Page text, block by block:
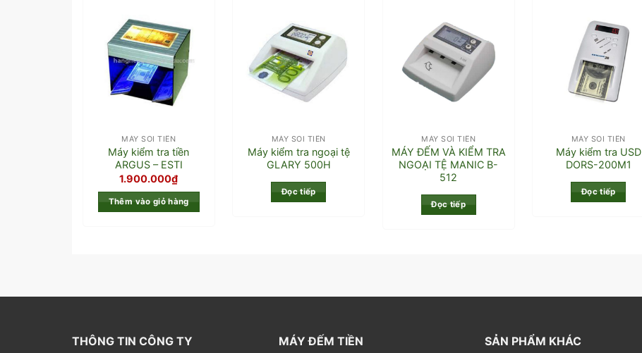
MÁY SOI TIỀN
Máy kiểm tra tiền
ARGUS – ESTI
1.900.000₫
Thêm vào giỏ hàng
MÁY SOI TIỀN
Máy kiểm tra ngoại tệ
GLARY 500H
Đọc tiếp
MÁY SOI TIỀN
MÁY ĐẾM VÀ KIỂM TRA
NGOẠI TỆ MANIC B-
512
Đọc tiếp
MÁY SOI TIỀN
Máy kiểm tra USD
DORS-200M1
Đọc tiếp
THÔNG TIN CÔNG TY MÁY ĐẾM TIỀN SẢN PHẨM KHÁC